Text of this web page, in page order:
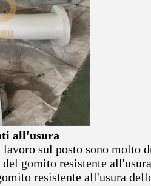
all'usura
sul posto sono molto
gomito resistente
resistente all'usura